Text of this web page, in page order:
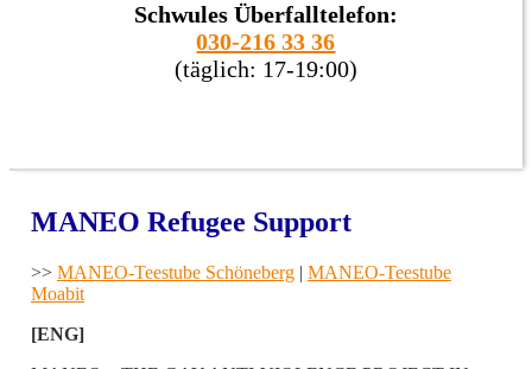
Schwules Überfalltelefon:
030-216 33 36
(täglich: 17-19:00)
MANEO Refugee Support
>> MANEO-Teestube Schöneberg | MANEO-Teestube
Moabit
[ENG]